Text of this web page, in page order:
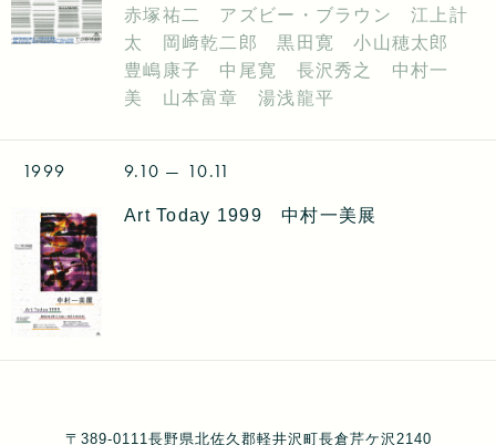
赤塚祐二 アズビー・ブラウン 江上計
太 岡﨑乾二郎 黒田寛 小山穂太郎
豊嶋康子 中尾寛 長沢秀之 中村一
美 山本富章 湯浅龍平
1999 9.10 — 10.11
Art Today 1999 中村一美展
〒389-0111長野県北佐久郡軽井沢町長倉芹ケ沢2140